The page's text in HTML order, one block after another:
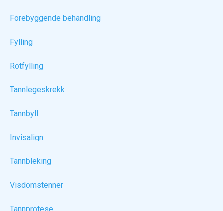
Forebyggende behandling
Fylling
Rotfylling
Tannlegeskrekk
Tannbyll
Invisalign
Tannbleking
Visdomstenner
Tannprotese